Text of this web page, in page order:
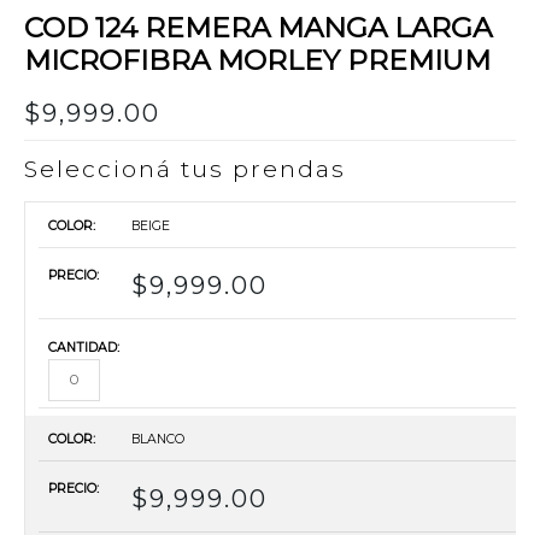
COD 124 REMERA MANGA LARGA
MICROFIBRA MORLEY PREMIUM
$9,999.00
Seleccioná tus prendas
BEIGE
$9,999.00
BLANCO
$9,999.00